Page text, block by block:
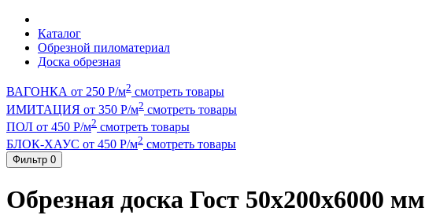
Каталог
Обрезной пиломатериал
Доска обрезная
ВАГОНКА от 250 Р/м2 смотреть товары
ИМИТАЦИЯ от 350 Р/м2 смотреть товары
ПОЛ от 450 Р/м2 смотреть товары
БЛОК-ХАУС от 450 Р/м2 смотреть товары
Фильтр 0
Обрезная доска Гост 50x200x6000 мм